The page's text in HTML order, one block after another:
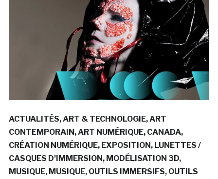
ACTUALITÉS ART & TECHNOLOGIE ART
CONTEMPORAIN ART NUMÉRIQUE CANADA
CRÉATION NUMÉRIQUE EXPOSITION LUNETTES /
CASQUES D'IMMERSION MODÉLISATION 3D
MUSIQUE MUSIQUE OUTILS IMMERSIFS OUTILS